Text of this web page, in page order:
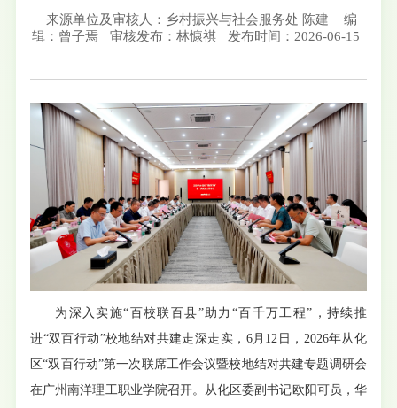
来源单位及审核人：乡村振兴与社会服务处 陈建
编
辑：曾子焉
审核发布：林慷祺 发布时间：2026-06-15
为深入实施“百校联百县”助力“百千万工程”，持续推
进“双百行动”校地结对共建走深走实，6月12日，2026年从化
区“双百行动”第一次联席工作会议暨校地结对共建专题调研会
在广州南洋理工职业学院召开。从化区委副书记欧阳可员，华